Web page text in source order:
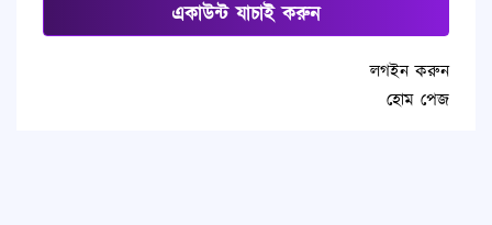
একাউন্ট যাচাই করুন
লগইন করুন
হোম পেজ